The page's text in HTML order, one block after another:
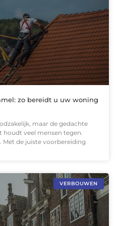
zo bereidt u uw woning
maar de gedachte
veel mensen tegen.
Met de juiste voorbereiding
VERBOUWEN